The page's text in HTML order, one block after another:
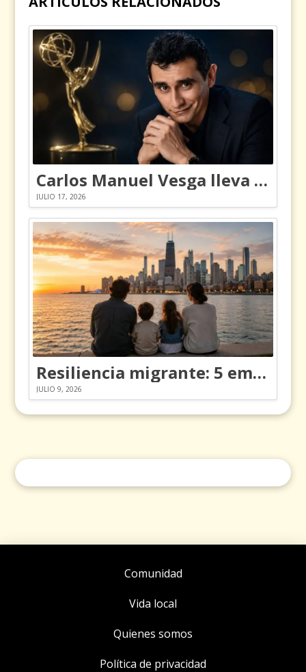
Carlos Manuel Vesga lleva el nombre de Colombia a los Emmy
JULIO 17, 2026
Resiliencia migrante: 5 emociones y cómo gestionarlas
JULIO 9, 2026
Comunidad
Vida local
Quienes somos
Política de privacidad